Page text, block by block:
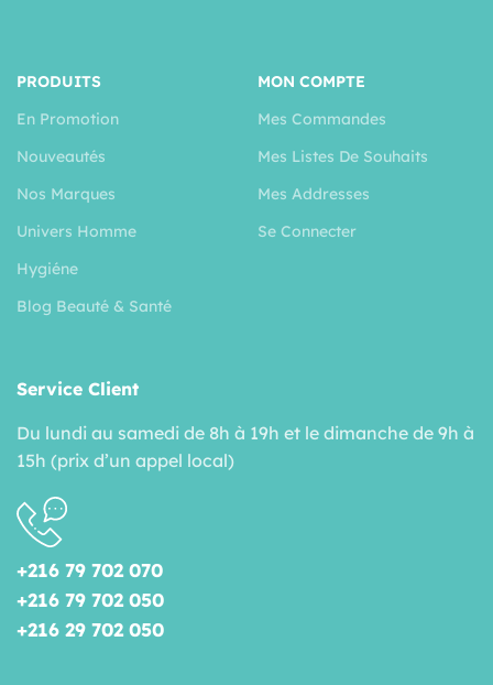
PRODUITS
En Promotion
Nouveautés
Nos Marques
Univers Homme
Hygiéne
Blog Beauté & Santé
MON COMPTE
Mes Commandes
Mes Listes De Souhaits
Mes Addresses
Se Connecter
Service Client
Du lundi au samedi de 8h à 19h et le dimanche de 9h à
15h (prix d’un appel local)
+216 79 702 070
+216 79 702 050
+216 29 702 050